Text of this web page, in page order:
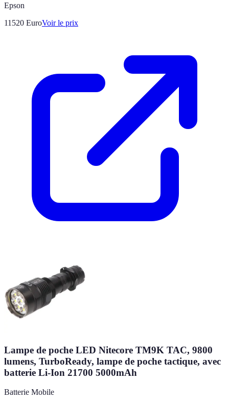
Epson
11520 EuroVoir le prix
Lampe de poche LED Nitecore TM9K TAC, 9800
lumens, TurboReady, lampe de poche tactique, avec
batterie Li-Ion 21700 5000mAh
Batterie Mobile